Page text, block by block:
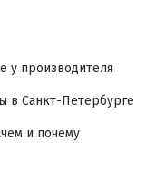
у производителя
в Санкт-Петербурге
и почему